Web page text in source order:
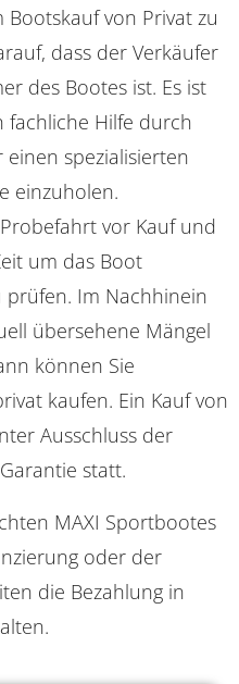
von Privat zu
dass der Verkäufer
des Bootes ist. Es ist
fachliche Hilfe durch
spezialisierten
einzuholen.
vor Kauf und
um das Boot
Im Nachhinein
übersehene Mängel
können Sie
kaufen. Ein Kauf von
Ausschluss der
statt.
MAXI Sportbootes
oder der
die Bezahlung in